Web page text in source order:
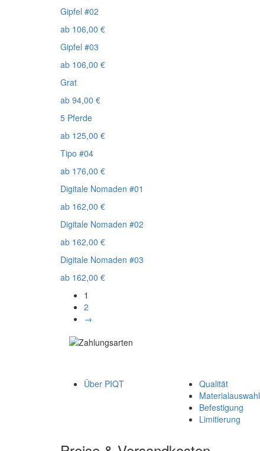
Gipfel #02
ab 106,00 €
Gipfel #03
ab 106,00 €
Grat
ab 94,00 €
5 Pferde
ab 125,00 €
Tipo #04
ab 176,00 €
Digitale Nomaden #01
ab 162,00 €
Digitale Nomaden #02
ab 162,00 €
Digitale Nomaden #03
ab 162,00 €
1
2
→
Über PIQT
Qualität
Materialauswahl
Befestigung
Limitierung